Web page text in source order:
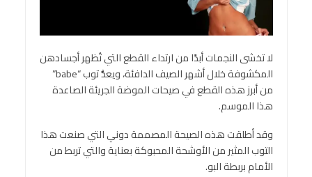
لا تخشى النجمات أبدًا من ارتداء القطع التي تُظهر أجسادهن
المكشوفة خلال أشهر الصيف الدافئة، ويعدُّ توب “babe”
من أبرز هذه القطع في صيحات الموضة الجريئة الصاعدة
هذا الموسم.
وقد أطلقت هذه الصيحة المصممة دوني التي صنعت هذا
التوب المثير من الأوشحة المحبوكة بعناية والتي تربط من
الأمام بربطة البو.